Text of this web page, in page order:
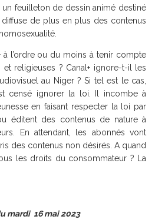
un feuilleton de dessin animé destiné
diffuse de plus en plus des contenus
à l’ordre ou du moins à tenir compte
religieuses ? Canal+ ignore-t-il les
au Niger ? Si tel est le cas,
censé ignorer la loi. Il incombe à
en faisant respecter la loi par
éditent des contenus de nature à
En attendant, les abonnés vont
des contenus non désirés. A quand
les droits du consommateur ? La
mardi 16 mai 2023